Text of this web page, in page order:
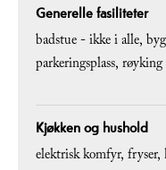
Generelle fasiliteter
badstue -ikke i alle
parkeringsplass
Kjøkken og hushold
elektrisk komfyr fryser